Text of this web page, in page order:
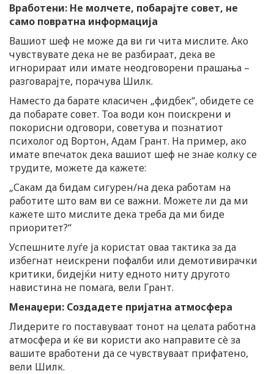
Вработени: Не молчете, побарајте совет, не
само повратна информација
Вашиот шеф не може да ви ги чита мислите. Ако
чувствувате дека не ве разбираат, дека ве
игнорираат или имате неодговорени прашања –
разговарајте, порачува Шилк.
Наместо да барате класичен „фидбек“, обидете се
да побарате совет. Тоа води кон поискрени и
покорисни одговори, советува и познатиот
психолог од Вортон, Адам Грант. На пример, ако
имате впечаток дека вашиот шеф не знае колку се
трудите, можете да кажете:
„Сакам да бидам сигурен/на дека работам на
работите што вам ви се важни. Можете ли да ми
кажете што мислите дека треба да ми биде
приоритет?“
Успешните луѓе ја користат оваа тактика за да
избегнат неискрени пофалби или демотивирачки
критики, бидејќи ниту едното ниту другото
навистина не помага, вели Грант.
Менаџери: Создадете пријатна атмосфера
Лидерите го поставуваат тонот на целата работна
атмосфера и ќе ви користи ако направите сè за
вашите вработени да се чувствуваат прифатено,
вели Шилк.